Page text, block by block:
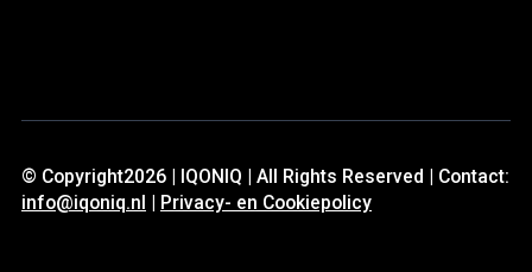
© Copyright2026 | IQONIQ | All Rights Reserved | Contact:
info@iqoniq.nl
Privacy- en Cookiepolicy